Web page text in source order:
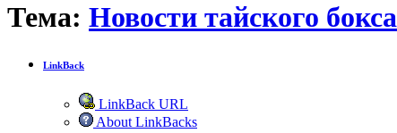
Тема: Новости тайского бокса
LinkBack
LinkBack URL
About LinkBacks